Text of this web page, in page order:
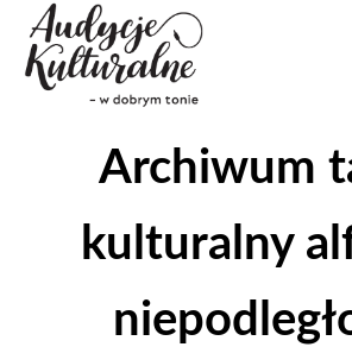
Archiwum
kulturalny